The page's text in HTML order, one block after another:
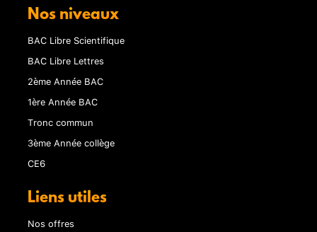
Nos niveaux
BAC Libre Scientifique
BAC Libre Lettres
2ème Année BAC
1ère Année BAC
Tronc commun
3ème Année collège
CE6
Liens utiles
Nos offres